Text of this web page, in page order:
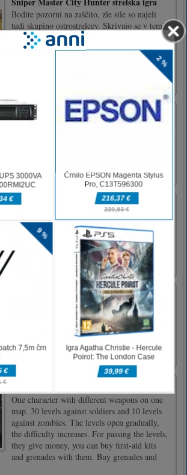
Bodite pozorni na zaščito, zle sile so najeli
tudi skupino ostrostrelcev. Skrivajo se v temi
in zasedajo vas - zavetnika mesta. Bodite
pripravljeni boriti se z njimi in preživeti, da
ohranite pravičnost in pravičnost.Uporabite
puščice na tipkovnici za nadzor predvajalnika
Sestavljanka
Mesto za biljard
Billiards City je spletna HTML5 različica
priljubljene igre Pooking -Billiards City!
NAJBOLJŠA IN OSAMLJUJOČA 8-biljardna
igra z biljardom z veliko zabave in številnimi
Streljajte v obroče, osvojite največ točk in
izboljšajte svoje sposobnosti.Dotaknite se in
povlecite, da ciljate, spustite na strel.
One character with different weapons on one
map. 30 levels against soldiers and 10 levels
against zombies. The levels open gradually,
the difficulty increases. For passing the levels,
they give money, you can buy first-aid kits
and grenades with them. Buy grenades and